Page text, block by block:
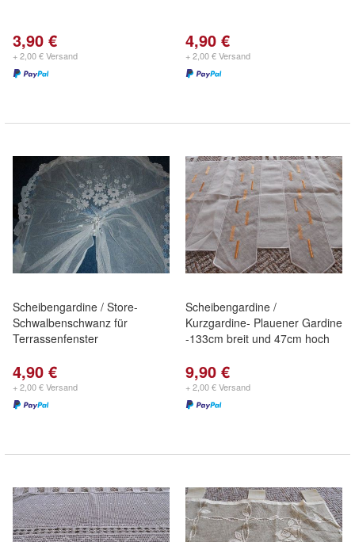
3,90 €
+ 2,00 € Versand
4,90 €
+ 2,00 € Versand
Scheibengardine / Store-
Schwalbenschwanz für
Terrassenfenster
4,90 €
+ 2,00 € Versand
Scheibengardine /
Kurzgardine- Plauener Gardine
-133cm breit und 47cm hoch
9,90 €
+ 2,00 € Versand